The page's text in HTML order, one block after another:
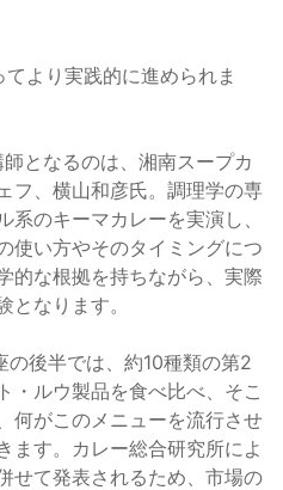
より実践的に進められま
となるのは、湘南スープカ
フ、横山和彦氏。調理学の専
のキーマカレーを実演し、
使い方やそのタイミングにつ
的な根拠を持ちながら、実際
となります。
の後半では、約10種類の第2
・ルウ製品を食べ比べ、そこ
何がこのメニューを流行させ
ます。カレー総合研究所によ
せて発表されるため、市場の